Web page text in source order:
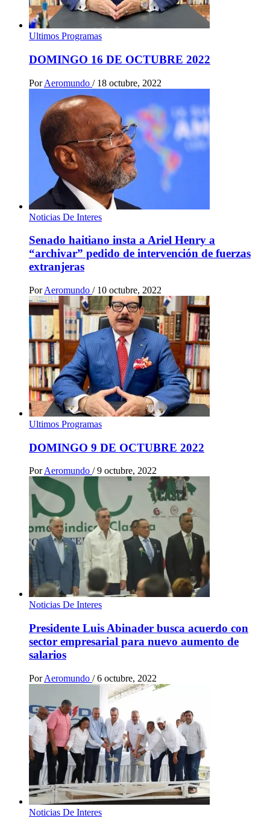
Ultimos Programas
DOMINGO 16 DE OCTUBRE 2022
Por Aeromundo / 18 octubre, 2022
Noticias De Interes
Senado haitiano insta a Ariel Henry a
“archivar” pedido de intervención de fuerzas
extranjeras
Por Aeromundo / 10 octubre, 2022
Ultimos Programas
DOMINGO 9 DE OCTUBRE 2022
Por Aeromundo / 9 octubre, 2022
Noticias De Interes
Presidente Luis Abinader busca acuerdo con
sector empresarial para nuevo aumento de
salarios
Por Aeromundo / 6 octubre, 2022
Noticias De Interes